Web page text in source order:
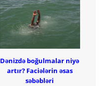
Dənizdə boğulmalar niyə
artır? Faciələrin əsas
səbəbləri